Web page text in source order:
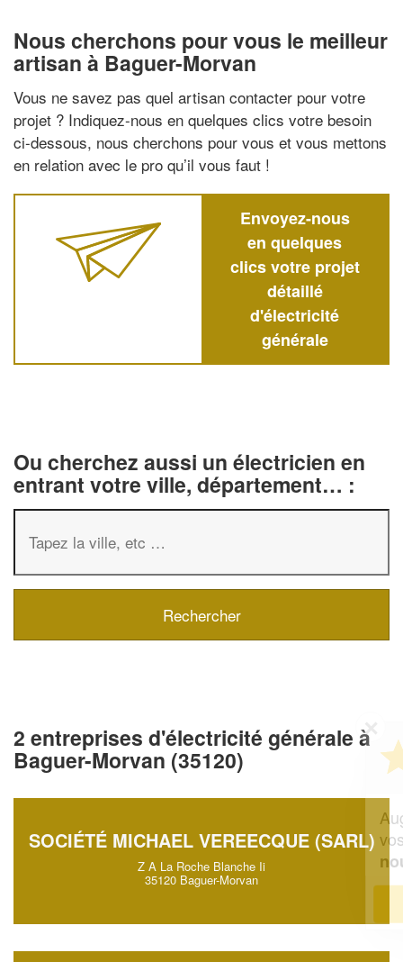
Nous cherchons pour vous le meilleur
artisan à Baguer-Morvan
Vous ne savez pas quel artisan contacter pour votre
projet ? Indiquez-nous en quelques clics votre besoin
ci-dessous, nous cherchons pour vous et vous mettons
en relation avec le pro qu’il vous faut !
Envoyez-nous
en quelques
clics votre projet
détaillé
d'électricité
générale
Ou cherchez aussi un électricien en
entrant votre ville, département… :
2 entreprises d'électricité générale à
Baguer-Morvan (35120)
SOCIÉTÉ MICHAEL VEREECQUE (SARL)
Z A La Roche Blanche Ii
35120 Baguer-Morvan
✕
Vous êtes un
professionnel ?
et
vosmargestout en gagnant de
nouveaux clients!